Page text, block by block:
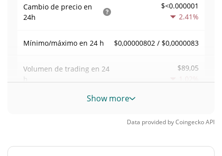
Cambio de precio en
24h
$<0.000001
2.41%
Mínimo/máximo en 24 h $0,00000802 / $0,0000083
Volumen de trading en 24
h
$89,05
<0.000001%
Show more
Data provided byCoingeckoAPI